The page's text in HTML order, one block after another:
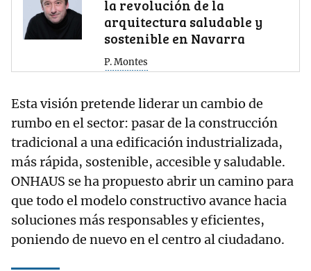
la revolución de la
arquitectura saludable y
sostenible en Navarra
P. Montes
Esta visión pretende liderar un cambio de
rumbo en el sector: pasar de la construcción
tradicional a una edificación industrializada,
más rápida, sostenible, accesible y saludable.
ONHAUS se ha propuesto abrir un camino para
que todo el modelo constructivo avance hacia
soluciones más responsables y eficientes,
poniendo de nuevo en el centro al ciudadano.